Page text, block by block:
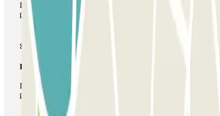
Durante tu estancia podrás entrar y salir una única vez al
parking
Pase multiparking
Durante tu estancia podrás hacer uso de toda la red de
parkings de este operador disponibles en Parclick.